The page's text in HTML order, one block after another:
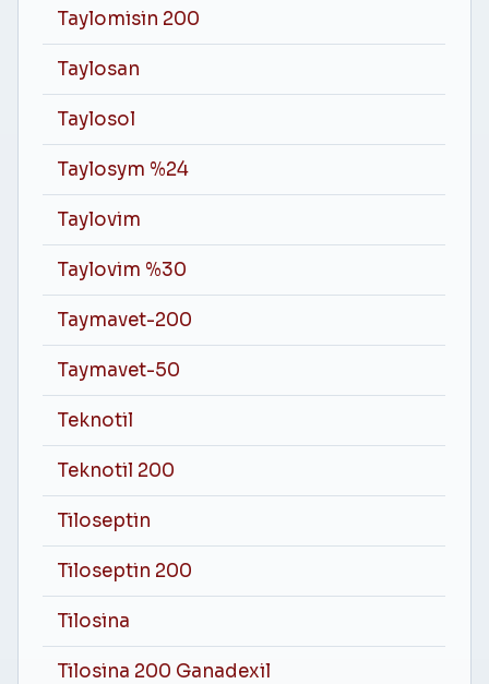
Taylomisin 200
Taylosan
Taylosol
Taylosym %24
Taylovim
Taylovim %30
Taymavet-200
Taymavet-50
Teknotil
Teknotil 200
Tiloseptin
Tiloseptin 200
Tilosina
Tilosina 200 Ganadexil